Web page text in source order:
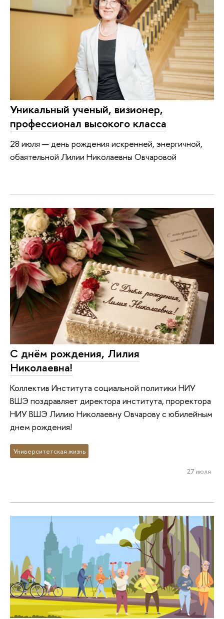
Уникальный ученый, визионер,
профессионал высокого класса
28 июля — день рождения искренней, энергичной,
обаятельной Лилии Николаевны Овчаровой
С днём рождения, Лилия
Николаевна!
Коллектив Института социальной политики НИУ
ВШЭ поздравляет директора института, проректора
НИУ ВШЭ Лилию Николаевну Овчарову с юбилейным
днем рождения!
Университетская жизнь
27 июля